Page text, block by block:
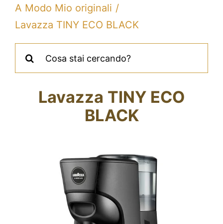
Acqua & SodaStream
Fidelity
A Modo Mio originali
Lavazza TINY ECO BLACK
per:
Lavazza TINY ECO
BLACK